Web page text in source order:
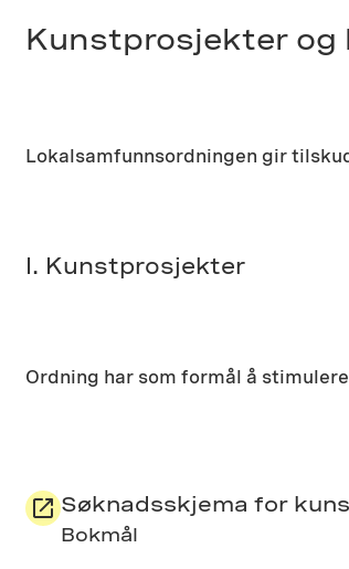
Kunstprosjekter
Lokalsamfunnsordningen gir
I. Kunstprosjekter
Ordning har som formål å
Søknadsskjema for
Bokmål